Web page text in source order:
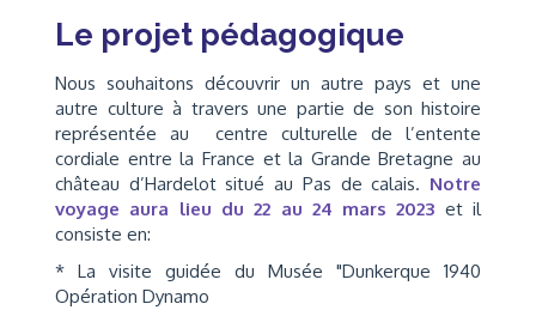
Le projet pédagogique
Nous souhaitons découvrir un autre pays et une
autre culture à travers une partie de son histoire
représentée au centre culturelle de l’entente
cordiale entre la France et la Grande Bretagne au
château d’Hardelot situé au Pas de calais. Notre
voyage aura lieu du 22 au 24 mars 2023 et il
consiste en:
* La visite guidée du Musée "Dunkerque 1940
Opération Dynamo